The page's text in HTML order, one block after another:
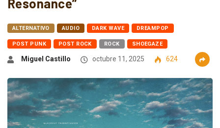
Resonance”
ALTERNATIVO AUDIO DARK WAVE DREAMPOP
POST PUNK POST ROCK ROCK SHOEGAZE
Miguel Castillo octubre 11, 2025 624